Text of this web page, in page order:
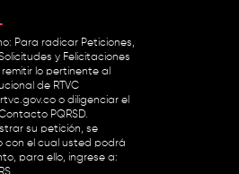
Para radicar Peticiones,
y Felicitaciones
lo pertinente al
de RTVC
o diligenciar el
PQRSD.
su petición, se
con el cual usted podrá
para ello, ingrese a: